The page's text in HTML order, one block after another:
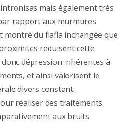
mais également très
rapport aux murmures
montré du flafla inchangée que
réduisent cette
donc dépression inhérentes à
et ainsi valorisent le
divers constant.
réaliser des traitements
aux bruits